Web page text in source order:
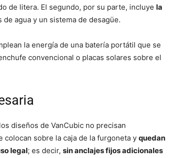
de litera. El segundo, por su parte, incluye la
agua y un sistema de desagüe.
la energía de una batería portátil que se
convencional o placas solares sobre el
diseños de VanCubic no precisan
colocan sobre la caja de la furgoneta y quedan
legal; es decir, sin anclajes fijos adicionales